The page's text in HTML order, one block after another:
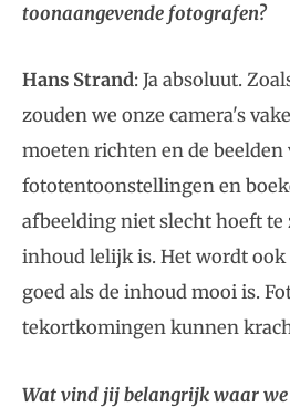
toonaangevende fotografen?
Hans Strand: Ja absoluut.
zouden we onze camera's
moeten richten en de beelden
fototentoonstellingen en
afbeelding niet slecht hoeft te
inhoud lelijk is. Het wordt
goed als de inhoud mooi is.
tekortkomingen kunnen
Wat vind jij belangrijk waar